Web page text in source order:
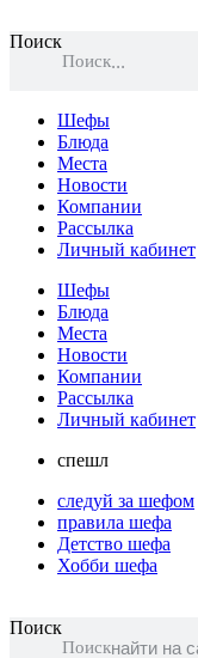
Поиск
Поиск
Шефы
Блюда
Места
Новости
Компании
Рассылка
Личный кабинет
Шефы
Блюда
Места
Новости
Компании
Рассылка
Личный кабинет
спешл
следуй за шефом
правила шефа
Детство шефа
Хобби шефа
Поиск
Поиск